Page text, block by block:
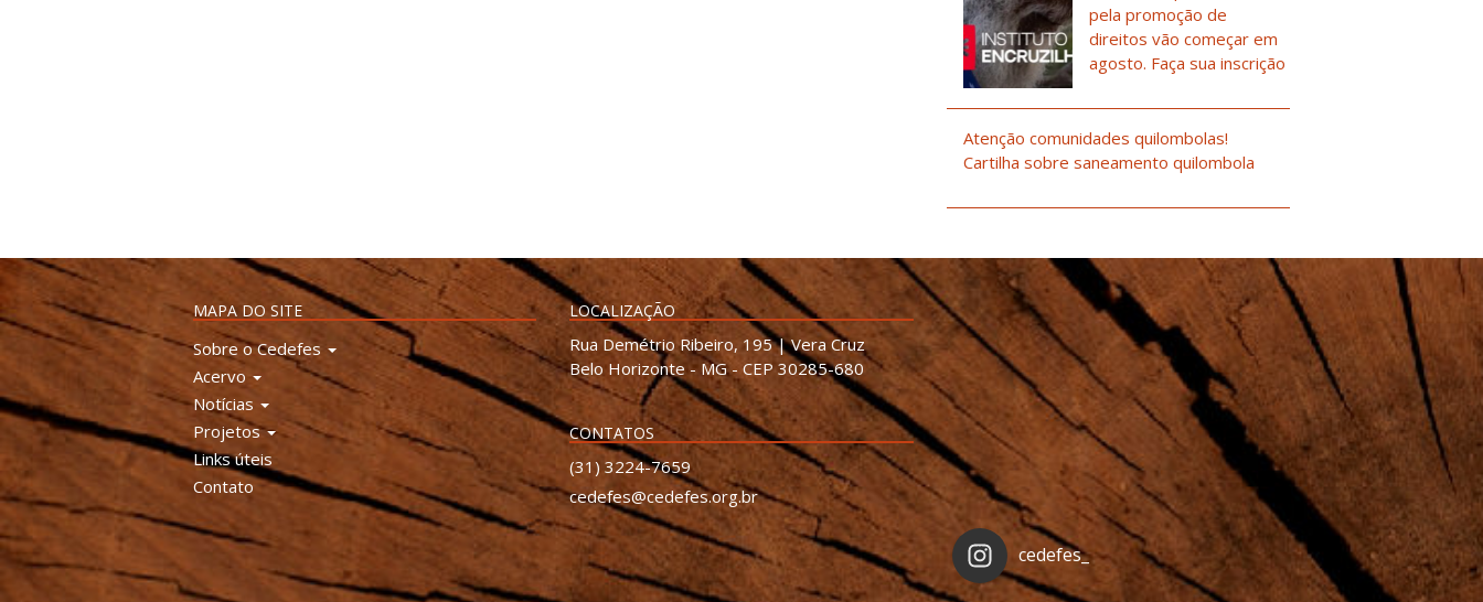
pela promoção de
direitos vão começar em
agosto. Faça sua inscrição
Atenção comunidades quilombolas!
Cartilha sobre saneamento quilombola
MAPA DO SITE
Sobre o Cedefes
Acervo
Notícias
Projetos
Links úteis
Contato
LOCALIZAÇÃO
Rua Demétrio Ribeiro, 195 | Vera Cruz
Belo Horizonte - MG - CEP 30285-680
CONTATOS
(31) 3224-7659
cedefes@cedefes.org.br
cedefes_